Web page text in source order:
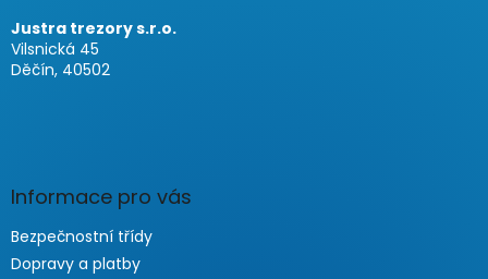
Justra trezory s.r.o.
Vilsnická 45
Děčín, 40502
Informace pro vás
Bezpečnostní třídy
Dopravy a platby